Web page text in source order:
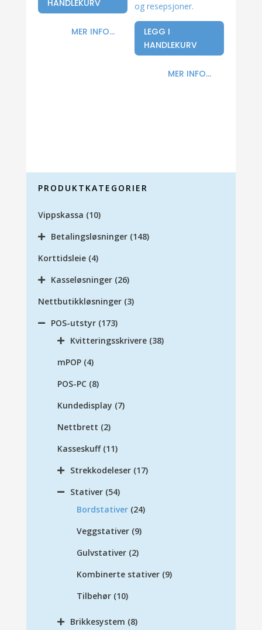
HANDLEKURV
MER INFO...
og resepsjoner.
LEGG I
HANDLEKURV
MER INFO...
PRODUKTKATEGORIER
Vippskassa (10)
Betalingsløsninger (148)
Korttidsleie (4)
Kasseløsninger (26)
Nettbutikkløsninger (3)
POS-utstyr (173)
Kvitteringsskrivere (38)
mPOP (4)
POS-PC (8)
Kundedisplay (7)
Nettbrett (2)
Kasseskuff (11)
Strekkodeleser (17)
Stativer (54)
Bordstativer (24)
Veggstativer (9)
Gulvstativer (2)
Kombinerte stativer (9)
Tilbehør (10)
Brikkesystem (8)